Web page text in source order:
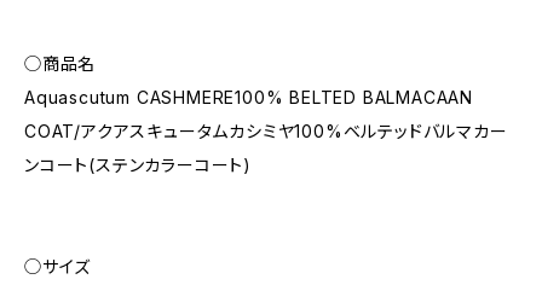
◯商品名
Aquascutum CASHMERE100% BELTED BALMACAAN
COAT/アクアスキュータムカシミヤ100%ベルテッドバルマカー
ンコート(ステンカラーコート)
◯サイズ